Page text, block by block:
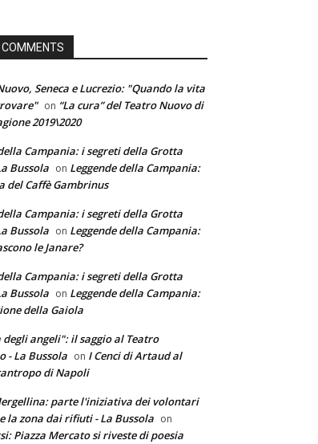
COMMENTS
Seneca e Lucrezio: "Quando la vita
on “La cura” del Teatro Nuovo di
2019\2020
Campania: i segreti della Grotta
Bussola on Leggende della Campania:
del Caffè Gambrinus
Campania: i segreti della Grotta
Bussola on Leggende della Campania:
le Janare?
Campania: i segreti della Grotta
Bussola on Leggende della Campania:
della Gaiola
angeli": il saggio al Teatro
- La Bussola on I Cenci di Artaud al
di Napoli
parte l'iniziativa dei volontari
la zona dai rifiuti - La Bussola on
Piazza Mercato si riveste di poesia